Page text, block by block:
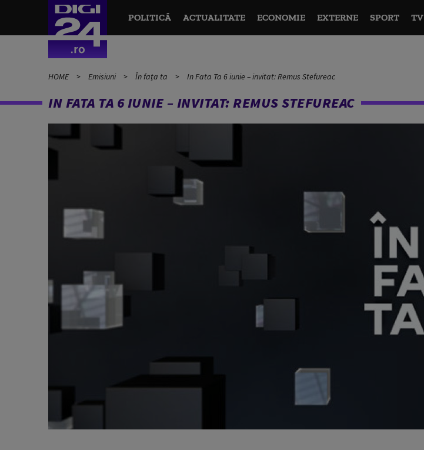
POLITICĂ ACTUALITATE ECONOMIE EXTERNE SPORT TV
HOME Emisiuni În fața ta In Fata Ta 6 iunie – invitat: Remus Stefureac
IN FATA TA 6 IUNIE – INVITAT: REMUS STEFUREAC